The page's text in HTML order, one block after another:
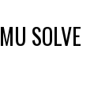
SOLVE